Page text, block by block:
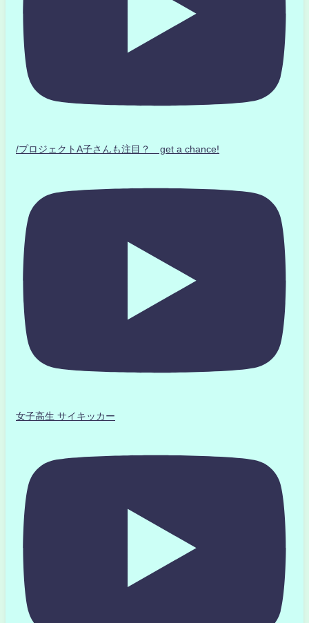
/プロジェクトA子さんも注目？ get a chance!
女子高生 サイキッカー